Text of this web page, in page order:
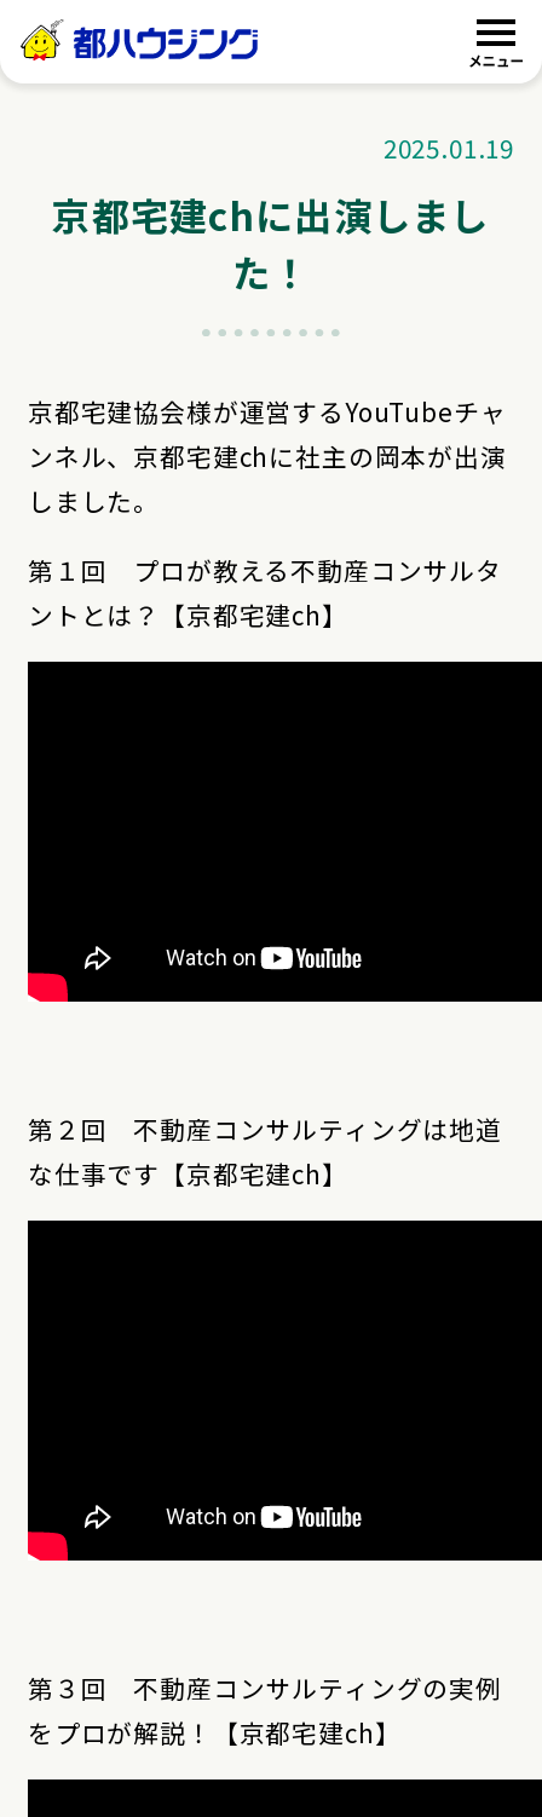
都ハウジング
2025.01.19
京都宅建chに出演しまし
た！
京都宅建協会様が運営するYouTubeチャ
ンネル、京都宅建chに社主の岡本が出演
しました。
第１回 プロが教える不動産コンサルタ
ントとは？【京都宅建ch】
第２回 不動産コンサルティングは地道
な仕事です【京都宅建ch】
第３回 不動産コンサルティングの実例
をプロが解説！【京都宅建ch】